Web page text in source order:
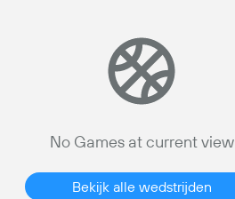
No Games at current view
Bekijk alle wedstrijden